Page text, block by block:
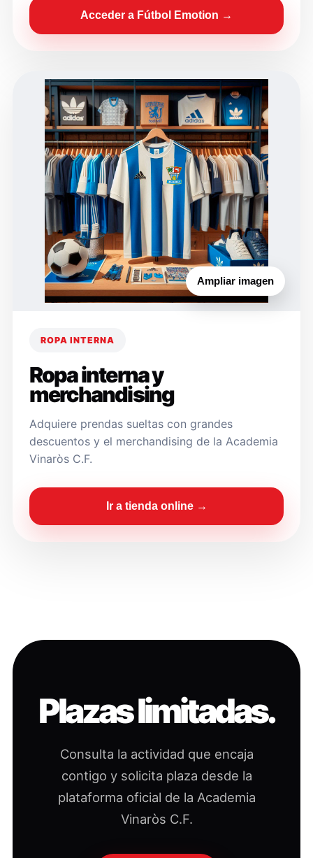
Acceder a Fútbol Emotion →
Ampliar imagen
ROPA INTERNA
Ropa interna y
merchandising
Adquiere prendas sueltas con grandes
descuentos y el merchandising de la Academia
Vinaròs C.F.
Ir a tienda online →
Plazas limitadas.
Consulta la actividad que encaja
contigo y solicita plaza desde la
plataforma oficial de la Academia
Vinaròs C.F.